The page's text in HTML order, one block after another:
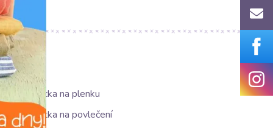
Látka na plenku
Látka na povlečení